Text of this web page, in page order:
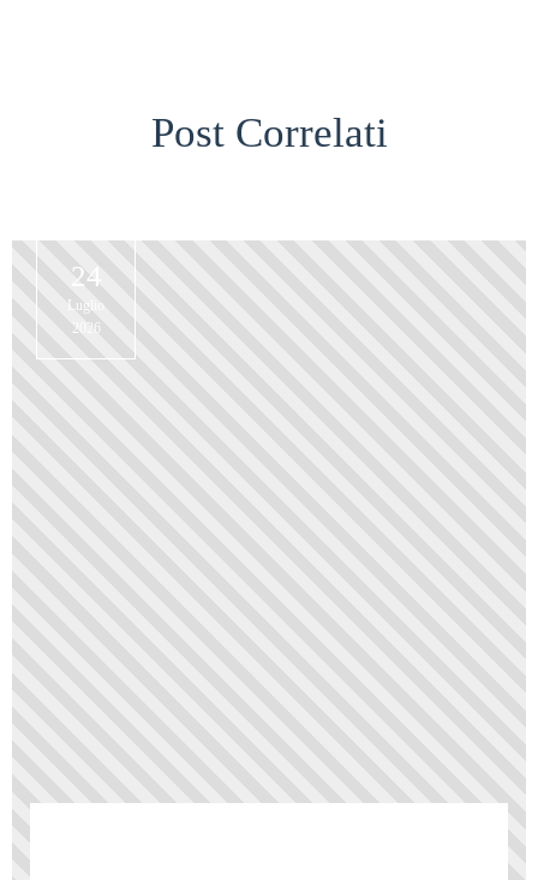
Post Correlati
24
Luglio
2026